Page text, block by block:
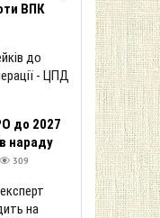
ВПК
до
- ЦПД
до 2027
нараду
309
на